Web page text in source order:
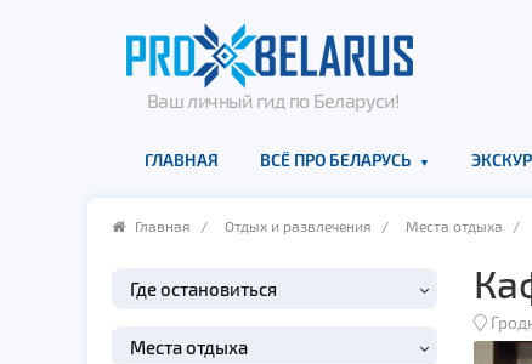
Ваш личный гид по Беларуси!
ГЛАВНАЯ ВСЁ ПРО БЕЛАРУСЬ
Главная / Отдых и развлечения / Места отдыха /
Где остановиться
Места отдыха